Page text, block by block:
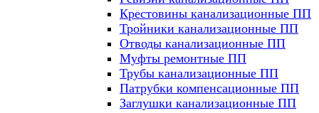
Крестовины канализационные ПП
Тройники канализационные ПП
Отводы канализационные ПП
Муфты ремонтные ПП
Трубы канализационные ПП
Патрубки компенсационные ПП
Заглушки канализационные ПП